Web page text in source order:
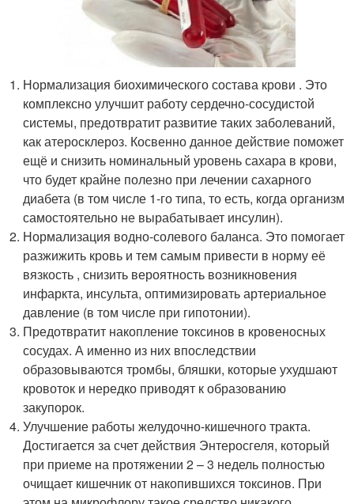
Нормализация биохимического состава крови . Это
комплексно улучшит работу сердечно-сосудистой
системы, предотвратит развитие таких заболеваний,
как атеросклероз. Косвенно данное действие поможет
ещё и снизить номинальный уровень сахара в крови,
что будет крайне полезно при лечении сахарного
диабета (в том числе 1-го типа, то есть, когда организм
самостоятельно не вырабатывает инсулин).
Нормализация водно-солевого баланса. Это помогает
разжижить кровь и тем самым привести в норму её
вязкость , снизить вероятность возникновения
инфаркта, инсульта, оптимизировать артериальное
давление (в том числе при гипотонии).
Предотвратит накопление токсинов в кровеносных
сосудах. А именно из них впоследствии
образовываются тромбы, бляшки, которые ухудшают
кровоток и нередко приводят к образованию
закупорок.
Улучшение работы желудочно-кишечного тракта.
Достигается за счет действия Энтеросгеля, который
при приеме на протяжении 2 – 3 недель полностью
очищает кишечник от накопившихся токсинов. При